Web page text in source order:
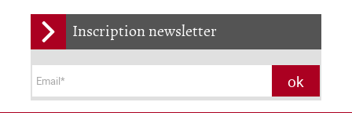
Inscription newsletter